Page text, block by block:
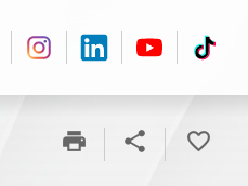
print share favorite_border